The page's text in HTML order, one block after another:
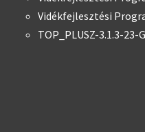
Vidékfejlesztési
TOP_PLUSZ-3.1.3-23-